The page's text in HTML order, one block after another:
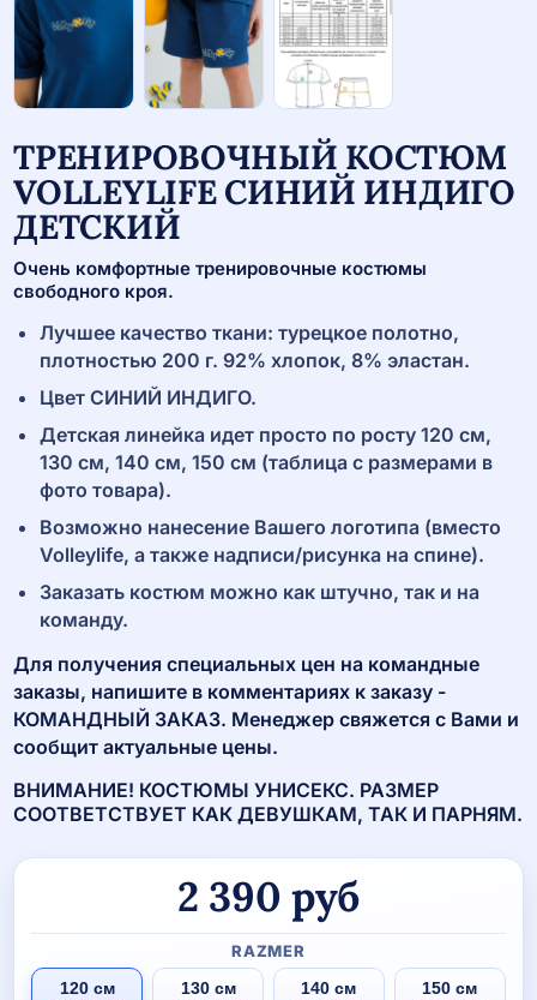
ТРЕНИРОВОЧНЫЙ КОСТЮМ
VOLLEYLIFE СИНИЙ ИНДИГО
ДЕТСКИЙ
Очень комфортные тренировочные костюмы
свободного кроя.
Лучшее качество ткани: турецкое полотно,
плотностью 200 г. 92% хлопок, 8% эластан.
Цвет СИНИЙ ИНДИГО.
Детская линейка идет просто по росту 120 см,
130 см, 140 см, 150 см (таблица с размерами в
фото товара).
Возможно нанесение Вашего логотипа (вместо
Volleylife, а также надписи/рисунка на спине).
Заказать костюм можно как штучно, так и на
команду.
Для получения специальных цен на командные
заказы, напишите в комментариях к заказу -
КОМАНДНЫЙ ЗАКАЗ. Менеджер свяжется с Вами и
сообщит актуальные цены.
ВНИМАНИЕ! КОСТЮМЫ УНИСЕКС. РАЗМЕР
СООТВЕТСТВУЕТ КАК ДЕВУШКАМ, ТАК И ПАРНЯМ.
2 390 руб
RAZMER
120 см
130 см 140 см 150 см